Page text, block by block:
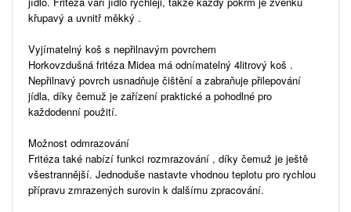
křupavý a uvnitř měkký .
Vyjímatelný koš s nepřilnavým povrchem
Horkovzdušná fritéza Midea má odnímatelný 4litrový koš .
Nepřilnavý povrch usnadňuje čištění a zabraňuje přilepování
jídla, díky čemuž je zařízení praktické a pohodlné pro
každodenní použití.
Možnost odmrazování
Fritéza také nabízí funkci rozmrazování , díky čemuž je ještě
všestrannější. Jednoduše nastavte vhodnou teplotu pro rychlou
přípravu zmrazených surovin k dalšímu zpracování.